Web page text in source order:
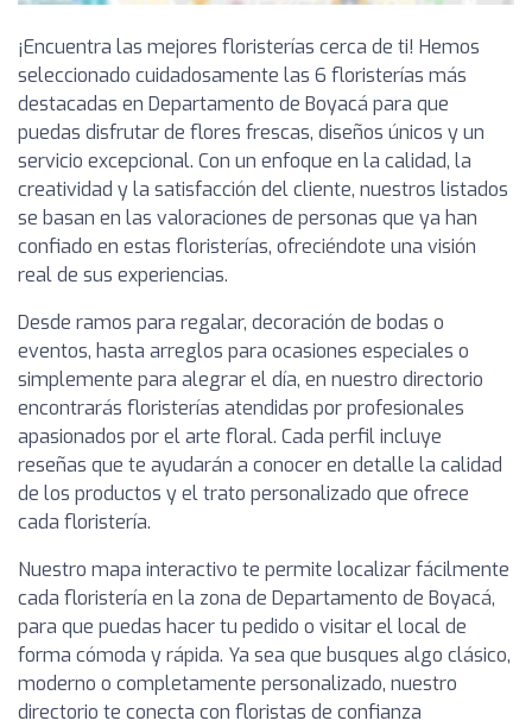
¡Encuentra las mejores floristerías cerca de ti! Hemos
seleccionado cuidadosamente las 6 floristerías más
destacadas en Departamento de Boyacá para que
puedas disfrutar de flores frescas, diseños únicos y un
servicio excepcional. Con un enfoque en la calidad, la
creatividad y la satisfacción del cliente, nuestros listados
se basan en las valoraciones de personas que ya han
confiado en estas floristerías, ofreciéndote una visión
real de sus experiencias.
Desde ramos para regalar, decoración de bodas o
eventos, hasta arreglos para ocasiones especiales o
simplemente para alegrar el día, en nuestro directorio
encontrarás floristerías atendidas por profesionales
apasionados por el arte floral. Cada perfil incluye
reseñas que te ayudarán a conocer en detalle la calidad
de los productos y el trato personalizado que ofrece
cada floristería.
Nuestro mapa interactivo te permite localizar fácilmente
cada floristería en la zona de Departamento de Boyacá,
para que puedas hacer tu pedido o visitar el local de
forma cómoda y rápida. Ya sea que busques algo clásico,
moderno o completamente personalizado, nuestro
directorio te conecta con floristas de confianza